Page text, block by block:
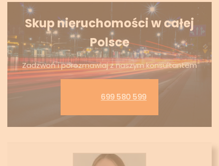
Skup nieruchomości w całej
Polsce
Zadzwoń i porozmawiaj z naszym konsultantem
699 580 599